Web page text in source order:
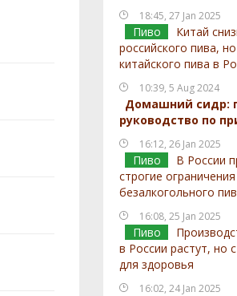
18:45, 27 Jan 2025
Пиво
Китай
российского пива,
китайского пива в
10:39, 5 Aug 2024
Домашний сидр:
руководство по
16:12, 26 Jan 2025
Пиво
В России
строгие
безалкогольного
16:08, 25 Jan 2025
Пиво
в России растут, но
для здоровья
16:02, 24 Jan 2025